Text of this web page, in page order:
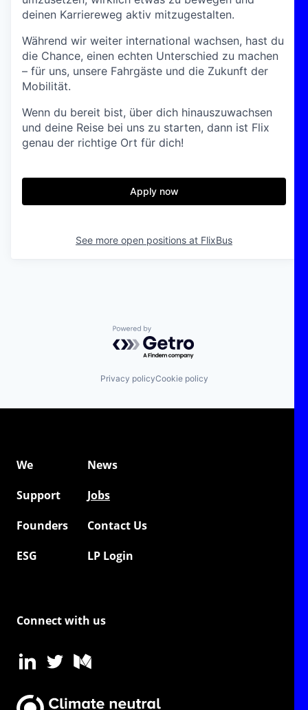
deinen Karriereweg aktiv mitzugestalten.
Während wir weiter international wachsen, hast du
die Chance, einen echten Unterschied zu machen
– für uns, unsere Fahrgäste und die Zukunft der
Mobilität.
Wenn du bereit bist, über dich hinauszuwachsen
und deine Reise bei uns zu starten, dann ist Flix
genau der richtige Ort für dich!
Apply now
See more open positions at FlixBus
Powered by Getro.com
Privacy policyCookie policy
We
News
Support
Jobs
Founders
Contact Us
ESG
LP Login
Connect with us